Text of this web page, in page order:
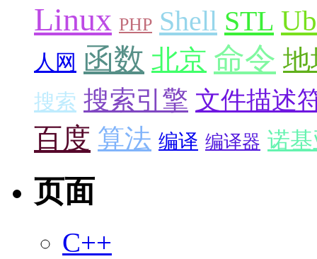
Linux PHP Shell STL
人网 函数 北京 命令 地
搜索 搜索引擎 文件描述
百度 算法 编译 编译器 诺
页面
C++